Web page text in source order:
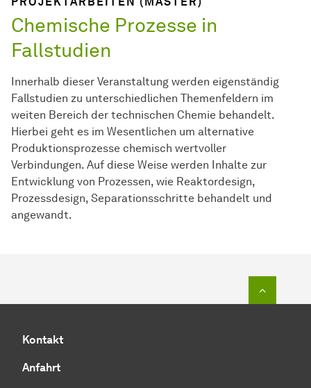
Chemische Prozesse in
Fallstudien
Innerhalb dieser Veranstaltung werden eigenständig
Fallstudien zu unterschiedlichen Themenfeldern im
weiten Bereich der technischen Chemie behandelt.
Hierbei geht es im Wesentlichen um alternative
Produktionsprozesse chemisch wertvoller
Verbindungen. Auf diese Weise werden Inhalte zur
Entwicklung von Prozessen, wie Reaktordesign,
Prozessdesign, Separationsschritte behandelt und
angewandt.
Kontakt
Anfahrt